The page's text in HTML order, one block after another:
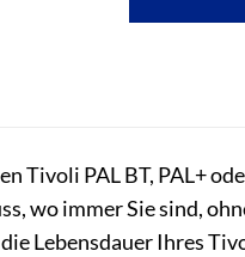
Tivoli PAL BT, PAL+
wo immer Sie sind,
Lebensdauer Ihres